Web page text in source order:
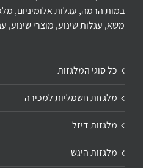
במות הרמה, עגלות אלומיניום,
משא, עגלות שינוע, מוצרי שינוע,
כל סוגי המלגזות
מלגזות חשמליות למכירה
מלגזות דיזל
מלגזות היגש